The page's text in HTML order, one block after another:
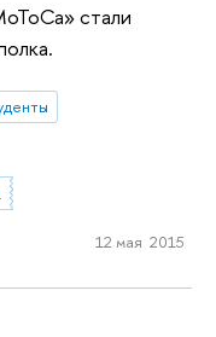
стали
12 мая 2015